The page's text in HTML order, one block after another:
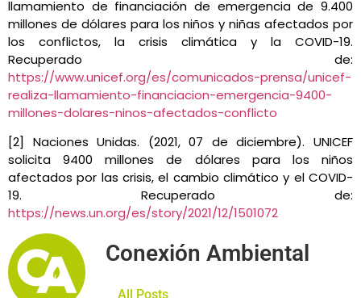
llamamiento de financiación de emergencia de 9.400
millones de dólares para los niños y niñas afectados por
los conflictos, la crisis climática y la COVID-19.
Recuperado de:
https://www.unicef.org/es/comunicados-prensa/unicef-
realiza-llamamiento-financiacion-emergencia-9400-
millones-dolares-ninos-afectados-conflicto
[2] Naciones Unidas. (2021, 07 de diciembre). UNICEF
solicita 9400 millones de dólares para los niños
afectados por las crisis, el cambio climático y el COVID-
19. Recuperado de:
https://news.un.org/es/story/2021/12/1501072
Conexión Ambiental
All Posts